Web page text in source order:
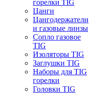
горелки TIG
Цанги
Цангодержатели
и газовые линзы
Сопло газовое
TIG
Изоляторы TIG
Заглушки TIG
Наборы для TIG
горелки
Головки TIG